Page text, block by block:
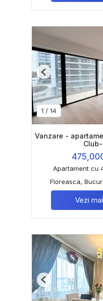
1 / 14
Previous
Vanzare -
Apartament cu
Floreasca,
Vezi
Previous